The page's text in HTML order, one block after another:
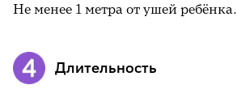
Не менее 1 метра от ушей ребёнка.
Длительность